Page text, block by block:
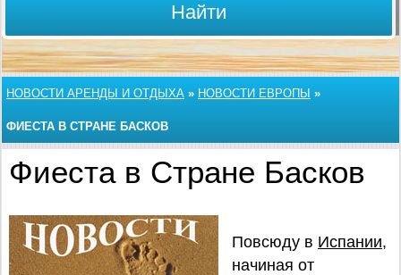
Найти
НОВОСТИ АРЕНДЫ И ОТДЫХА » НОВОСТИ ЕВРОПЫ »
ФИЕСТА В СТРАНЕ БАСКОВ
Фиеста в Стране Басков
Повсюду в Испании,
начиная от